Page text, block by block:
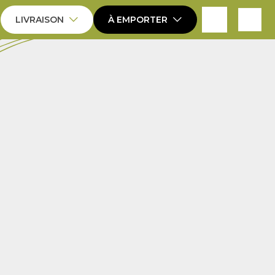
LIVRAISON expand_more À EMPORTER expand_more